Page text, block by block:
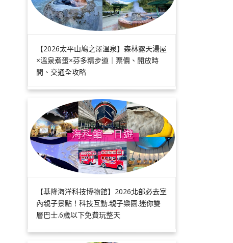
【2026太平山鳩之澤溫泉】森林露天湯屋
×溫泉煮蛋×芬多精步道｜票價、開放時
間、交通全攻略
【基隆海洋科技博物館】2026北部必去室
內親子景點！科技互動.親子樂園.迷你雙
層巴士.6歲以下免費玩整天